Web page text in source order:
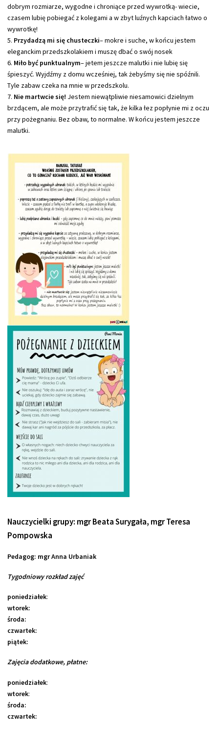
dobrym rozmiarze, wygodne i chroniące przed wywrotką- wiecie,
czasem lubię pobiegać z kolegami a w zbyt luźnych kapciach łatwo o
wywrotkę!
Przydadzą mi się chusteczki– mokre i suche, w końcu jestem
eleganckim przedszkolakiem i muszę dbać o swój nosek
Miło być punktualnym– jetem jeszcze malutki i nie lubię się
śpieszyć. Wyjdźmy z domu wcześniej, tak żebyśmy się nie spóźnili.
Tyle zabaw czeka na mnie w przedszkolu.
Nie martwcie się! Jestem niewątpliwie niesamowici dzielnym
brzdącem, ale może przytrafić się tak, że kilka łez popłynie mi z oczu
przy pożegnaniu. Bez obaw, to normalne. W końcu jestem jeszcze
malutki.
Nauczycielki grupy: mgr Beata Surygała, mgr Teresa
Pompowska
Pedagog: mgr Anna Urbaniak
Tygodniowy rozkład zajęć
poniedziałek:
wtorek:
środa:
czwartek:
piątek:
Zajęcia dodatkowe, płatne:
poniedziałek:
wtorek:
środa:
czwartek: